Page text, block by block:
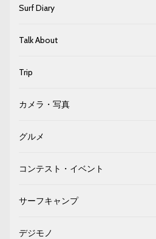
Surf Diary
Talk About
Trip
カメラ・写真
グルメ
コンテスト・イベント
サーフキャンプ
デジモノ